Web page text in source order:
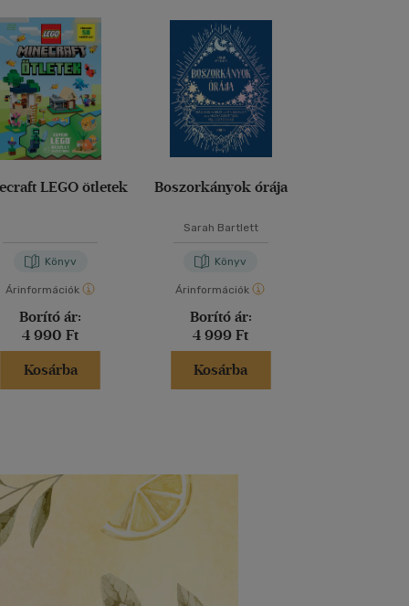
LEGO ötletek
Könyv
Árinformációk
Borító ár:
4 990 Ft
Kosárba
Boszorkányok órája
Sarah Bartlett
Könyv
Árinformációk
Borító ár:
4 999 Ft
Kosárba